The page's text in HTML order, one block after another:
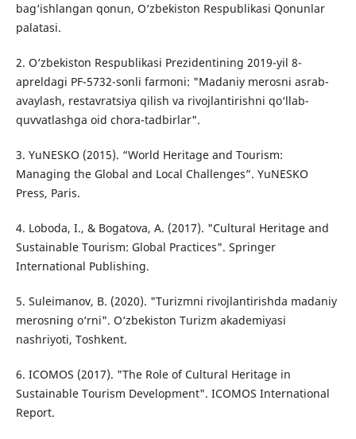
bag‘ishlangan qonun, O‘zbekiston Respublikasi Qonunlar
palatasi.
2. O‘zbekiston Respublikasi Prezidentining 2019-yil 8-
apreldagi PF-5732-sonli farmoni: "Madaniy merosni asrab-
avaylash, restavratsiya qilish va rivojlantirishni qo‘llab-
quvvatlashga oid chora-tadbirlar".
3. YuNESKO (2015). “World Heritage and Tourism:
Managing the Global and Local Challenges”. YuNESKO
Press, Paris.
4. Loboda, I., & Bogatova, A. (2017). "Cultural Heritage and
Sustainable Tourism: Global Practices". Springer
International Publishing.
5. Suleimanov, B. (2020). "Turizmni rivojlantirishda madaniy
merosning o‘rni". O‘zbekiston Turizm akademiyasi
nashriyoti, Toshkent.
6. ICOMOS (2017). "The Role of Cultural Heritage in
Sustainable Tourism Development". ICOMOS International
Report.